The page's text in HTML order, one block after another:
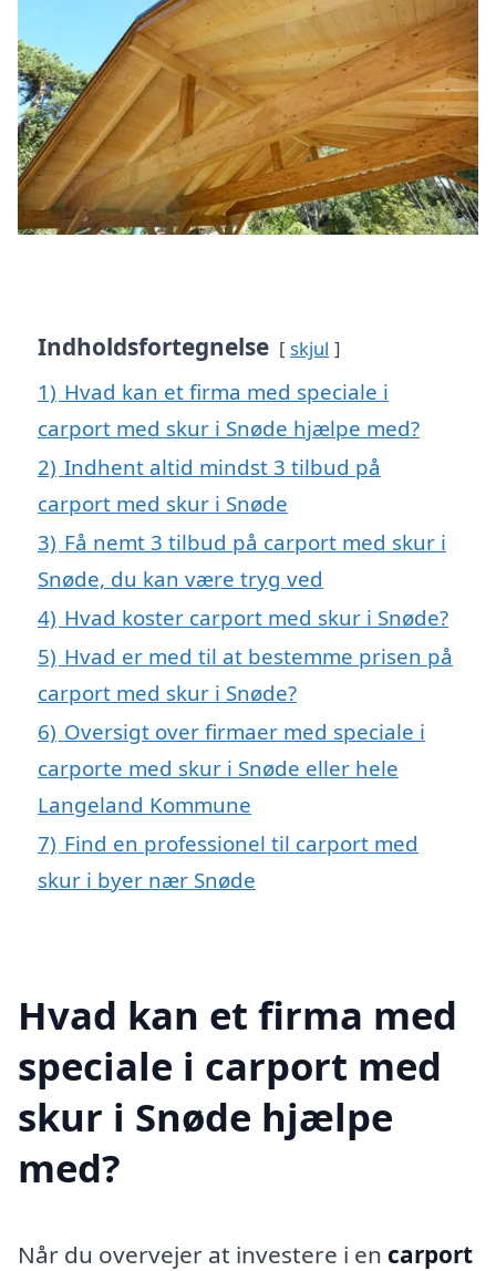
Indholdsfortegnelse skjul
1) Hvad kan et firma med speciale i
carport med skur i Snøde hjælpe med?
2) Indhent altid mindst 3 tilbud på
carport med skur i Snøde
3) Få nemt 3 tilbud på carport med skur i
Snøde, du kan være tryg ved
4) Hvad koster carport med skur i Snøde?
5) Hvad er med til at bestemme prisen på
carport med skur i Snøde?
6) Oversigt over firmaer med speciale i
carporte med skur i Snøde eller hele
Langeland Kommune
7) Find en professionel til carport med
skur i byer nær Snøde
Hvad kan et firma med
speciale i carport med
skur i Snøde hjælpe
med?
Når du overvejer at investere i en carport